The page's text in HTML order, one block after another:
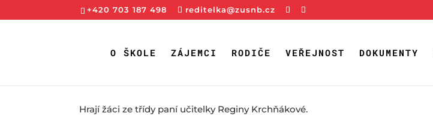
+420 703 187 498 reditelka@zusnb.cz
O ŠKOLE ZÁJEMCI RODIČE VEŘEJNOST DOKUMENTY
Hrají žáci ze třídy paní učitelky Reginy Krchňákové.